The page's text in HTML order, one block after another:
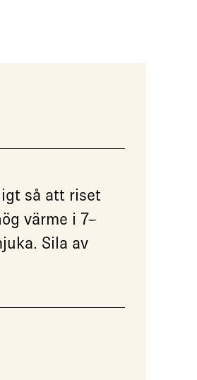
så att riset
värme i 7–
Sila av